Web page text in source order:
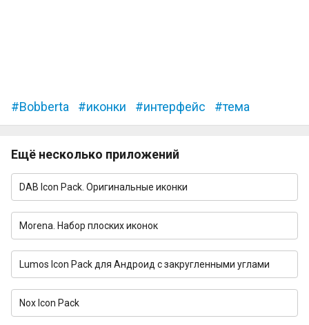
Bobberta иконки интерфейс тема
Ещё несколько приложений
DAB Icon Pack. Оригинальные иконки
Morena. Набор плоских иконок
Lumos Icon Pack для Андроид с закругленными углами
Nox Icon Pack